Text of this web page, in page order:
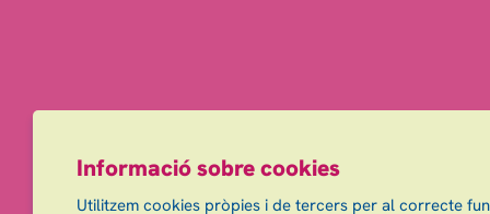
Informació sobre cookies
Utilitzem cookies pròpies i de tercers per al correcte